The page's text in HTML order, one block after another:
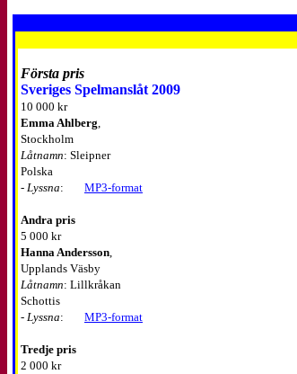
Första pris
Sveriges Spelmanslåt 2009
10 000 kr
Emma Ahlberg,
Stockholm
Låtnamn: Sleipner
Polska
- Lyssna: MP3-format
Andra pris
5 000 kr
Hanna Andersson,
Upplands Väsby
Låtnamn: Lillkråkan
Schottis
- Lyssna: MP3-format
Tredje pris
2 000 kr